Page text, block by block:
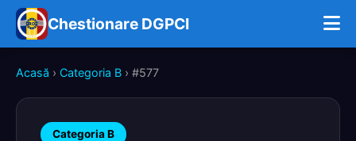
Chestionare DGPCI
Acasă › Categoria B › #577
Categoria B